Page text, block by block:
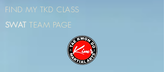
FIND MY TKD CLASS
SWAT TEAM PAGE